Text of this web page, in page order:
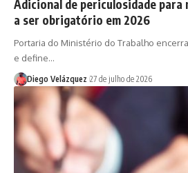
Adicional de periculosidade para
a ser obrigatório em 2026
Portaria do Ministério do Trabalho
e define…
Diego Velázquez 27 de julho de 2026